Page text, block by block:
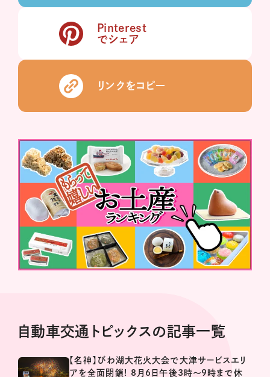
Pinterest
でシェア
リンクをコピー
自動車交通トピックスの記事一覧
【名神】びわ湖大花火大会で大津サービスエリ
アを全面閉鎖! 8月6日午後3時～9時まで休